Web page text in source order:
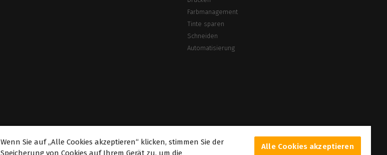
Farbmanagement
Tinte sparen
Schneiden
Automatisierung
Über
Wenn Sie auf „Alle Cookies akzeptieren“ klicken, stimmen Sie der
Speicherung von Cookies auf Ihrem Gerät zu, um die
Alle Cookies akzeptieren